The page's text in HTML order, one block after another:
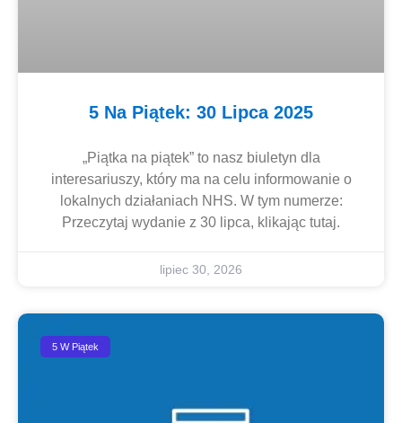
5 Na Piątek: 30 Lipca 2025
„Piątka na piątek” to nasz biuletyn dla
interesariuszy, który ma na celu informowanie o
lokalnych działaniach NHS. W tym numerze:
Przeczytaj wydanie z 30 lipca, klikając tutaj.
lipiec 30, 2026
5 W Piątek